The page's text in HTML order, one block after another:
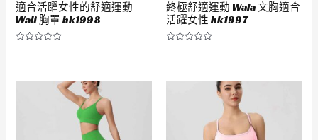
適合活躍女性的舒適運動
Wali 胸罩 hk1998
分
終極舒適運動 Wala 文胸適合
活躍女性 hk1997
分